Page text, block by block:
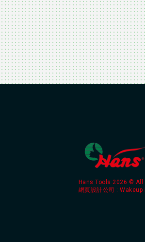
Hans Tools 2026 ©
網頁設計公司 : Wakeup